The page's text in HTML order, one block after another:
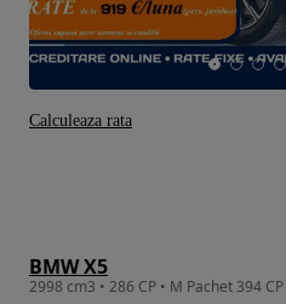
BMW X5
Calculeaza rata